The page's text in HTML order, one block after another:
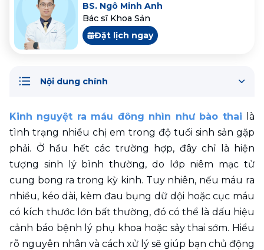
BS. Ngô Minh Anh
Bác sĩ Khoa Sản
Đặt lịch ngay
Nội dung chính
Kinh nguyệt ra máu đông nhìn như bào thai
là
tình trạng nhiều chị em trong độ tuổi sinh sản gặp
phải. Ở hầu hết các trường hợp, đây chỉ là hiện
tượng sinh lý bình thường, do lớp niêm mạc tử
cung bong ra trong kỳ kinh. Tuy nhiên, nếu máu ra
nhiều, kéo dài, kèm đau bụng dữ dội hoặc cục máu
có kích thước lớn bất thường, đó có thể là dấu hiệu
cảnh báo bệnh lý phụ khoa hoặc sảy thai sớm. Hiểu
rõ nguyên nhân và cách xử lý sẽ giúp bạn chủ động